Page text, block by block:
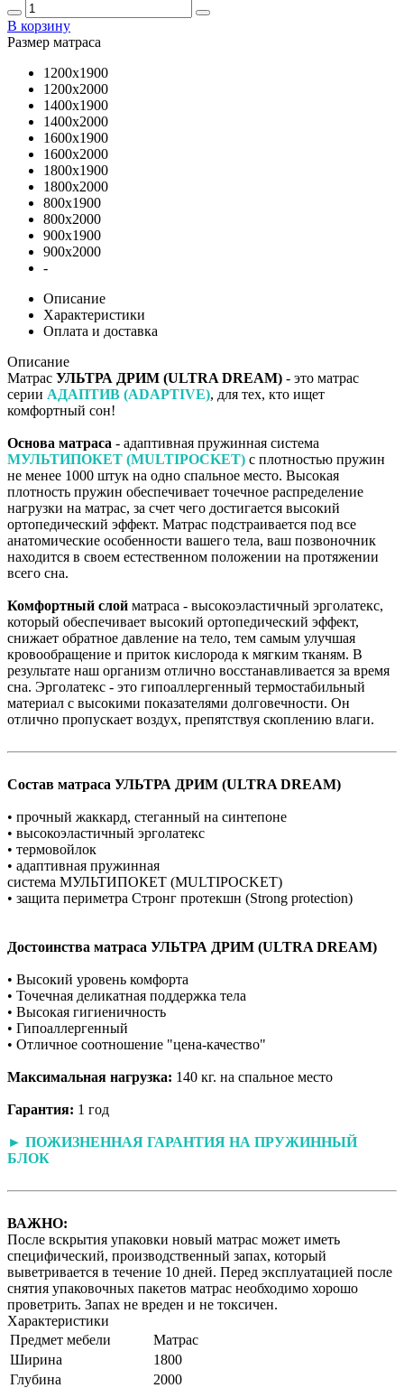
В корзину
Размер матраса
1200х1900
1200х2000
1400х1900
1400х2000
1600х1900
1600х2000
1800х1900
1800х2000
800х1900
800х2000
900х1900
900х2000
-
Описание
Характеристики
Оплата и доставка
Описание
Матрас УЛЬТРА ДРИМ (ULTRA DREAM) - это матрас
серии АДАПТИВ (ADAPTIVE), для тех, кто ищет
комфортный сон!
Основа матраса - адаптивная пружинная система
МУЛЬТИПОКЕТ (MULTIPOCKET) с плотностью пружин
не менее 1000 штук на одно спальное место. Высокая
плотность пружин обеспечивает точечное распределение
нагрузки на матрас, за счет чего достигается высокий
ортопедический эффект. Матрас подстраивается под все
анатомические особенности вашего тела, ваш позвоночник
находится в своем естественном положении на протяжении
всего сна.
Комфортный слой матраса - высокоэластичный эрголатекс,
который обеспечивает высокий ортопедический эффект,
снижает обратное давление на тело, тем самым улучшая
кровообращение и приток кислорода к мягким тканям. В
результате наш организм отлично восстанавливается за время
сна. Эрголатекс - это гипоаллергенный термостабильный
материал с высокими показателями долговечности. Он
отлично пропускает воздух, препятствуя скоплению влаги.
Состав матраса УЛЬТРА ДРИМ (ULTRA DREAM)
• прочный жаккард, стеганный на синтепоне
• высокоэластичный эрголатекс
• термовойлок
• адаптивная пружинная
система МУЛЬТИПОКЕТ (MULTIPOCKET)
• защита периметра Стронг протекшн (Strong protection)
Достоинства матраса УЛЬТРА ДРИМ (ULTRA DREAM)
• Высокий уровень комфорта
• Точечная деликатная поддержка тела
• Высокая гигиеничность
• Гипоаллергенный
• Отличное соотношение "цена-качество"
Максимальная нагрузка: 140 кг. на спальное место
Гарантия: 1 год
► ПОЖИЗНЕННАЯ ГАРАНТИЯ НА ПРУЖИННЫЙ
БЛОК
ВАЖНО:
После вскрытия упаковки новый матрас может иметь
специфический, производственный запах, который
выветривается в течение 10 дней. Перед эксплуатацией после
снятия упаковочных пакетов матрас необходимо хорошо
проветрить. Запах не вреден и не токсичен.
Характеристики
Предмет мебели
Матрас
Ширина
1800
Глубина
2000